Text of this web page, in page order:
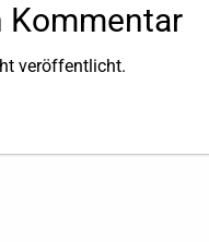
Kommentar
veröffentlicht.